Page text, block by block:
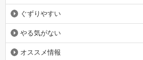
ぐずりやすい
やる気がない
オススメ情報